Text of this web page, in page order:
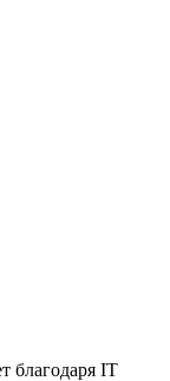
благодаря IT